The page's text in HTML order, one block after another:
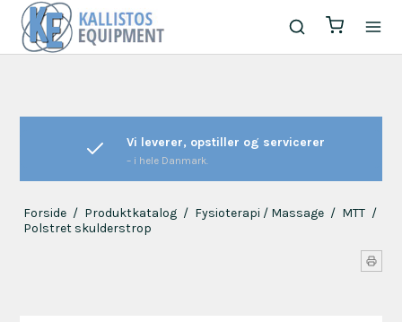
Vi leverer, opstiller og servicerer
– i hele Danmark.
Forside / Produktkatalog / Fysioterapi / Massage / MTT /
Polstret skulderstrop